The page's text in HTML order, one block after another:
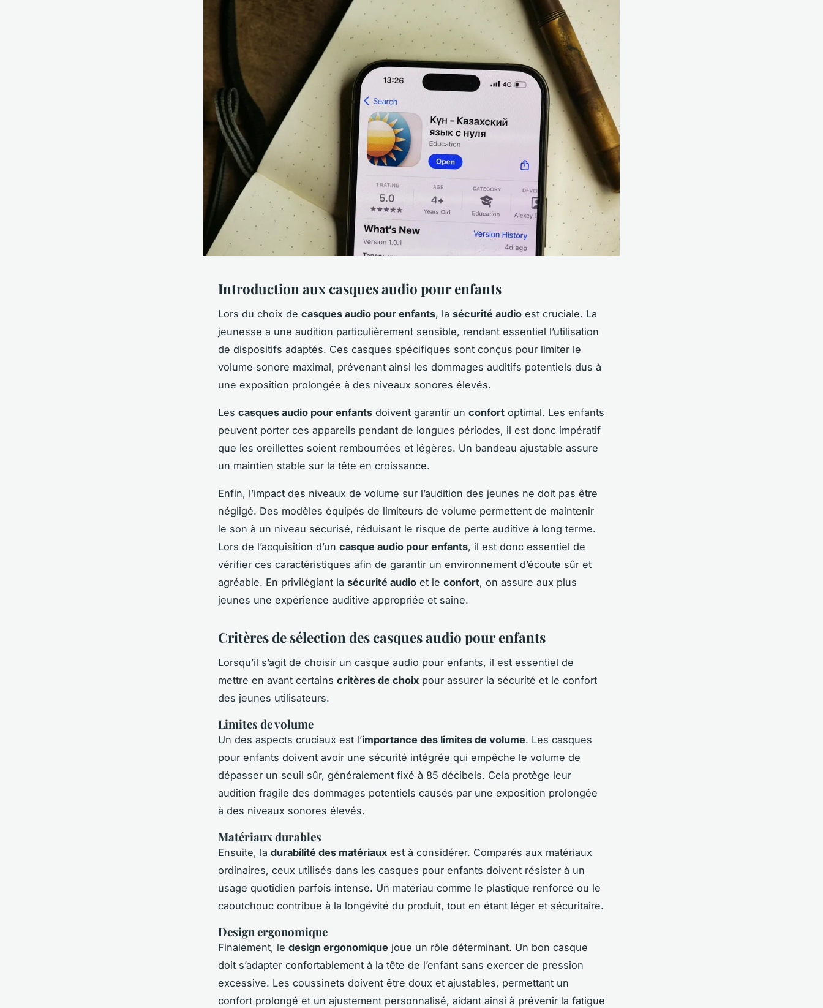
Introduction aux casques audio pour enfants
Lors du choix de casques audio pour enfants, la sécurité audio est cruciale. La
jeunesse a une audition particulièrement sensible, rendant essentiel l’utilisation
de dispositifs adaptés. Ces casques spécifiques sont conçus pour limiter le
volume sonore maximal, prévenant ainsi les dommages auditifs potentiels dus à
une exposition prolongée à des niveaux sonores élevés.
Les casques audio pour enfants doivent garantir un confort optimal. Les enfants
peuvent porter ces appareils pendant de longues périodes, il est donc impératif
que les oreillettes soient rembourrées et légères. Un bandeau ajustable assure
un maintien stable sur la tête en croissance.
Enfin, l’impact des niveaux de volume sur l’audition des jeunes ne doit pas être
négligé. Des modèles équipés de limiteurs de volume permettent de maintenir
le son à un niveau sécurisé, réduisant le risque de perte auditive à long terme.
Lors de l’acquisition d’un casque audio pour enfants, il est donc essentiel de
vérifier ces caractéristiques afin de garantir un environnement d’écoute sûr et
agréable. En privilégiant la sécurité audio et le confort, on assure aux plus
jeunes une expérience auditive appropriée et saine.
Critères de sélection des casques audio pour enfants
Lorsqu’il s’agit de choisir un casque audio pour enfants, il est essentiel de
mettre en avant certains critères de choix pour assurer la sécurité et le confort
des jeunes utilisateurs.
Limites de volume
Un des aspects cruciaux est l’importance des limites de volume. Les casques
pour enfants doivent avoir une sécurité intégrée qui empêche le volume de
dépasser un seuil sûr, généralement fixé à 85 décibels. Cela protège leur
audition fragile des dommages potentiels causés par une exposition prolongée
à des niveaux sonores élevés.
Matériaux durables
Ensuite, la durabilité des matériaux est à considérer. Comparés aux matériaux
ordinaires, ceux utilisés dans les casques pour enfants doivent résister à un
usage quotidien parfois intense. Un matériau comme le plastique renforcé ou le
caoutchouc contribue à la longévité du produit, tout en étant léger et sécuritaire.
Design ergonomique
Finalement, le design ergonomique joue un rôle déterminant. Un bon casque
doit s’adapter confortablement à la tête de l’enfant sans exercer de pression
excessive. Les coussinets doivent être doux et ajustables, permettant un
confort prolongé et un ajustement personnalisé, aidant ainsi à prévenir la fatigue